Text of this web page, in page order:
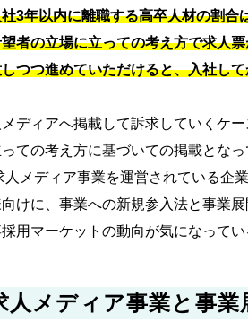
3年以内に離職する高卒人材の割合
者の立場に立っての考え方で求人
つつ進めていただけると、入社し
ディアへ掲載して訴求していくケ
ての考え方に基づいての掲載とな
メディア事業を運営されている企
けに、事業への新規参入法と事業
用マーケットの動向が気になって
人メディア事業と事業